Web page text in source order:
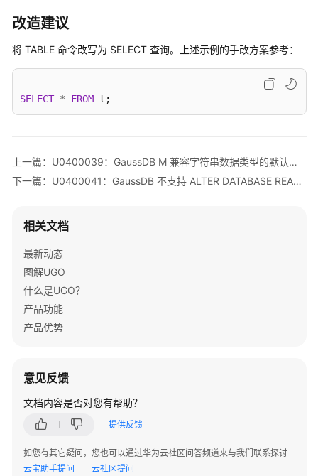
评
迁
语
句
转
配
置
管
理
审
数
源
管
改造建议
将 TABLE 命令改写为 SELECT 查询。上述示例的手改方案参考：
SELECT * FROM t;
上一篇：U0400039：GaussDB M 兼容字符串数据类型的默认值定义不支持特殊字符“\0”（0x00）
下一篇：U0400041：GaussDB 不支持 ALTER DATABASE READ ONLY
相关文档
最新动态
图解UGO
什么是UGO？
产品功能
产品优势
意见反馈
文档内容是否对您有帮助？
提供反馈
如您有其它疑问，您也可以通过华为云社区问答频道来与我们联系探讨
云宝助手提问
云社区提问